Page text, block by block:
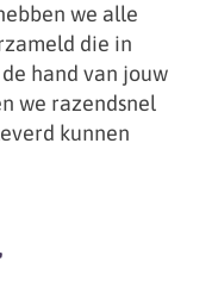
we alle
die in
hand van jouw
we razendsnel
kunnen